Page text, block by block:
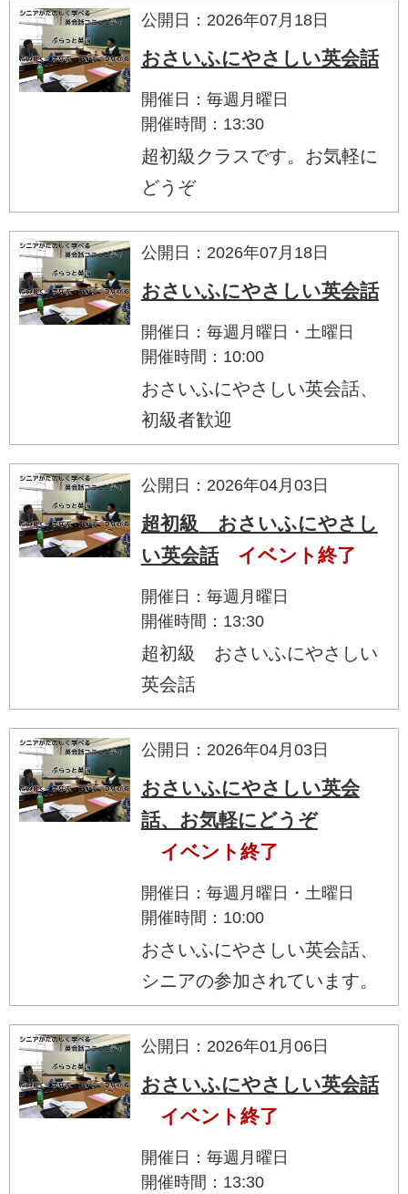
公開日：2026年07月18日
おさいふにやさしい英会話
開催日：毎週月曜日
開催時間：13:30
超初級クラスです。お気軽に
どうぞ
公開日：2026年07月18日
おさいふにやさしい英会話
開催日：毎週月曜日・土曜日
開催時間：10:00
おさいふにやさしい英会話、
初級者歓迎
公開日：2026年04月03日
超初級 おさいふにやさし
い英会話
イベント終了
開催日：毎週月曜日
開催時間：13:30
超初級 おさいふにやさしい
英会話
公開日：2026年04月03日
おさいふにやさしい英会
話、お気軽にどうぞ
イベント終了
開催日：毎週月曜日・土曜日
開催時間：10:00
おさいふにやさしい英会話、
シニアの参加されています。
公開日：2026年01月06日
おさいふにやさしい英会話
イベント終了
開催日：毎週月曜日
開催時間：13:30